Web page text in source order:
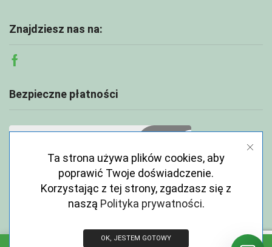
Znajdziesz nas na:
Facebook
Bezpieczne płatności
Ta strona używa plików cookies, aby
poprawić Twoje doświadczenie.
Korzystając z tej strony, zgadzasz się z
naszą Polityka prywatności.
OK, JESTEM GOTOWY